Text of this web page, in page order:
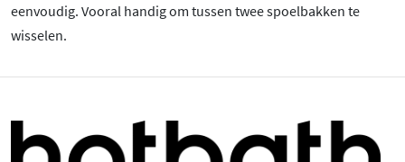
eenvoudig. Vooral handig om tussen twee spoelbakken te
wisselen.